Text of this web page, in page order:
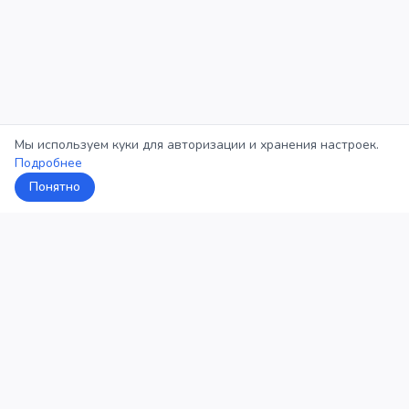
Мы используем куки для авторизации и хранения настроек.
Подробнее
Понятно